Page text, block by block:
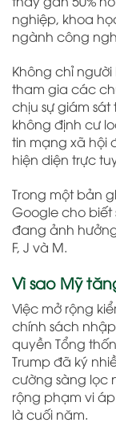
nghiệp, khoa
ngành công
Không chỉ
tham gia các
chịu sự giám
không định cư
tin mạng xã hội
hiện diện trực
Trong một bản
Google cho biết
đang ảnh
F, J và M.
Vì sao Mỹ
Việc mở rộng
chính sách
quyền Tổng
Trump đã ký
cường sàng lọc
rộng phạm vi
là cuối năm.